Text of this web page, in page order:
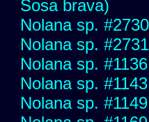
Sosa brava)
Nolana sp.
Nolana sp. #2731
Nolana sp. #1136
Nolana sp. #1143
Nolana sp. #1149